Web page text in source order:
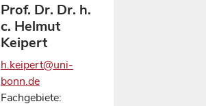
Prof. Dr. Dr. h.
c. Helmut
Keipert
h.keipert@uni-
bonn.de
Fachgebiete: